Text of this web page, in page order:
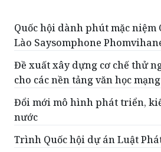
dự án trọng điểm của TP
Quốc hội dành phút mặc niệm
Lào Saysomphone Phomvihane
Đề xuất xây dựng cơ chế thử
cho các nền tảng văn học mạng
Đổi mới mô hình phát triển,